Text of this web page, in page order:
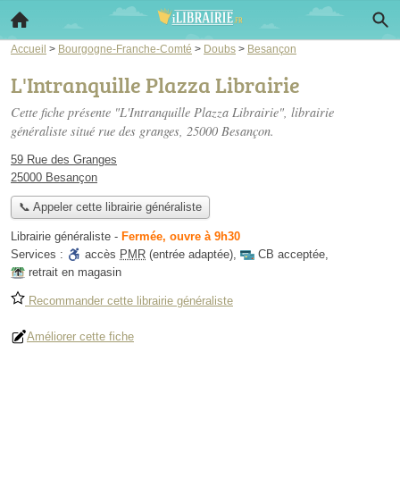
Accueil > Bourgogne-Franche-Comté > Doubs > Besançon
L'Intranquille Plazza Librairie
Cette fiche présente "L'Intranquille Plazza Librairie", librairie
généraliste situé rue des granges, 25000 Besançon.
59 Rue des Granges
25000 Besançon
📞 Appeler cette librairie généraliste
Librairie généraliste - Fermée, ouvre à 9h30
Services :
accès PMR (entrée adaptée), CB acceptée,
retrait en magasin
Recommander cette librairie généraliste
Améliorer cette fiche